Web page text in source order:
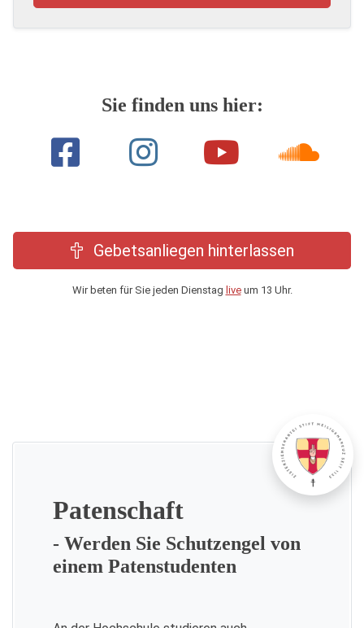
Sie finden uns hier:
Gebetsanliegen hinterlassen
Wir beten für Sie jeden Dienstag liveum 13 Uhr.
Patenschaft
- Werden Sie Schutzengel von
einem Patenstudenten